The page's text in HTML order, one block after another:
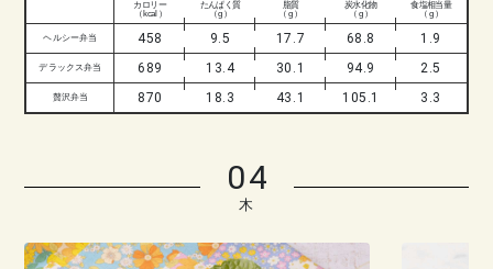
カロリー
（ kcal ）
たんぱく質
（ g ）
脂質
（ g ）
炭水化物
（ g ）
食塩相当量
（ g ）
ヘルシー弁当 458 9.5 17.7 68.8 1.9
デラックス弁当 689 13.4 30.1 94.9 2.5
贅沢弁当 870 18.3 43.1 105.1 3.3
04
木